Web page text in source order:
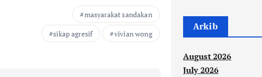
masyarakat sandakan
sikap agresif
vivian wong
Arkib
August 2026
July 2026